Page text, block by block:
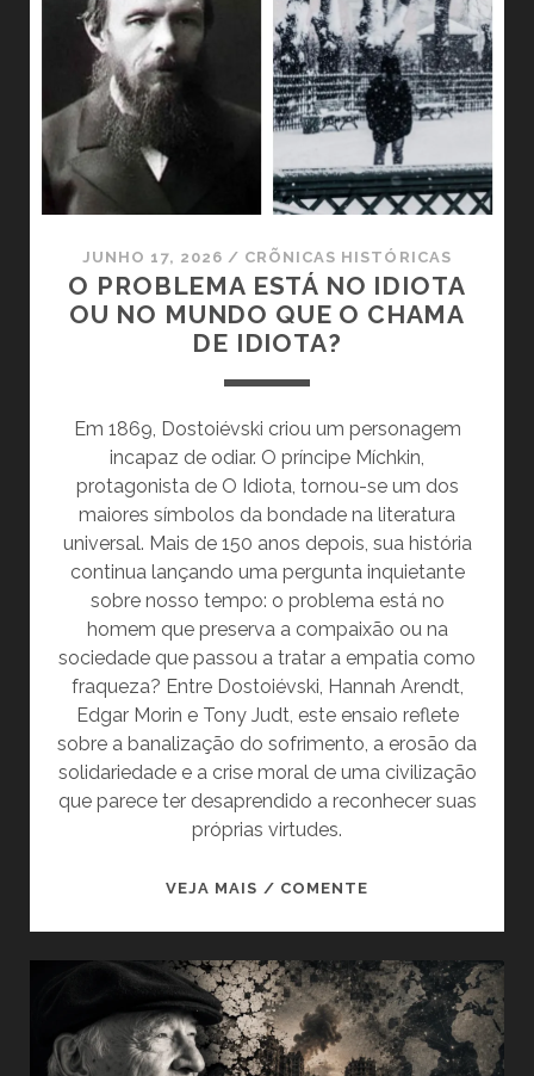
QUE
VIU
A
TEMPESTADE
CHEGANDO
JUNHO 17, 2026 / CRÕNICAS HISTÓRICAS
O PROBLEMA ESTÁ NO IDIOTA
OU NO MUNDO QUE O CHAMA
DE IDIOTA?
Em 1869, Dostoiévski criou um personagem
incapaz de odiar. O príncipe Míchkin,
protagonista de O Idiota, tornou-se um dos
maiores símbolos da bondade na literatura
universal. Mais de 150 anos depois, sua história
continua lançando uma pergunta inquietante
sobre nosso tempo: o problema está no
homem que preserva a compaixão ou na
sociedade que passou a tratar a empatia como
fraqueza? Entre Dostoiévski, Hannah Arendt,
Edgar Morin e Tony Judt, este ensaio reflete
sobre a banalização do sofrimento, a erosão da
solidariedade e a crise moral de uma civilização
que parece ter desaprendido a reconhecer suas
próprias virtudes.
VEJA MAIS / COMENTEO
NO
IDIOTA
OU
NO